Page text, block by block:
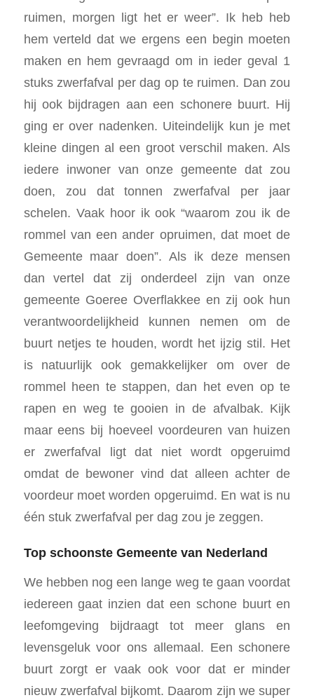
ruimen, morgen ligt het er weer”. Ik heb heb
hem verteld dat we ergens een begin moeten
maken en hem gevraagd om in ieder geval 1
stuks zwerfafval per dag op te ruimen. Dan zou
hij ook bijdragen aan een schonere buurt. Hij
ging er over nadenken. Uiteindelijk kun je met
kleine dingen al een groot verschil maken. Als
iedere inwoner van onze gemeente dat zou
doen, zou dat tonnen zwerfafval per jaar
schelen. Vaak hoor ik ook “waarom zou ik de
rommel van een ander opruimen, dat moet de
Gemeente maar doen”. Als ik deze mensen
dan vertel dat zij onderdeel zijn van onze
gemeente Goeree Overflakkee en zij ook hun
verantwoordelijkheid kunnen nemen om de
buurt netjes te houden, wordt het ijzig stil. Het
is natuurlijk ook gemakkelijker om over de
rommel heen te stappen, dan het even op te
rapen en weg te gooien in de afvalbak. Kijk
maar eens bij hoeveel voordeuren van huizen
er zwerfafval ligt dat niet wordt opgeruimd
omdat de bewoner vind dat alleen achter de
voordeur moet worden opgeruimd. En wat is nu
één stuk zwerfafval per dag zou je zeggen.
Top schoonste Gemeente van Nederland
We hebben nog een lange weg te gaan voordat
iedereen gaat inzien dat een schone buurt en
leefomgeving bijdraagt tot meer glans en
levensgeluk voor ons allemaal. Een schonere
buurt zorgt er vaak ook voor dat er minder
nieuw zwerfafval bijkomt. Daarom zijn we super